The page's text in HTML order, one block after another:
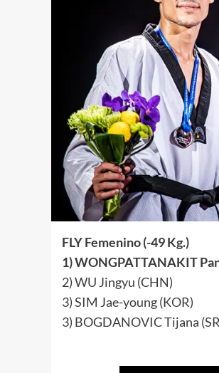
FLY Femenino (-49 Kg.)
1) WONGPATTANAKIT
2) WU Jingyu (CHN)
3) SIM Jae-young (KOR)
3) BOGDANOVIC Tijana